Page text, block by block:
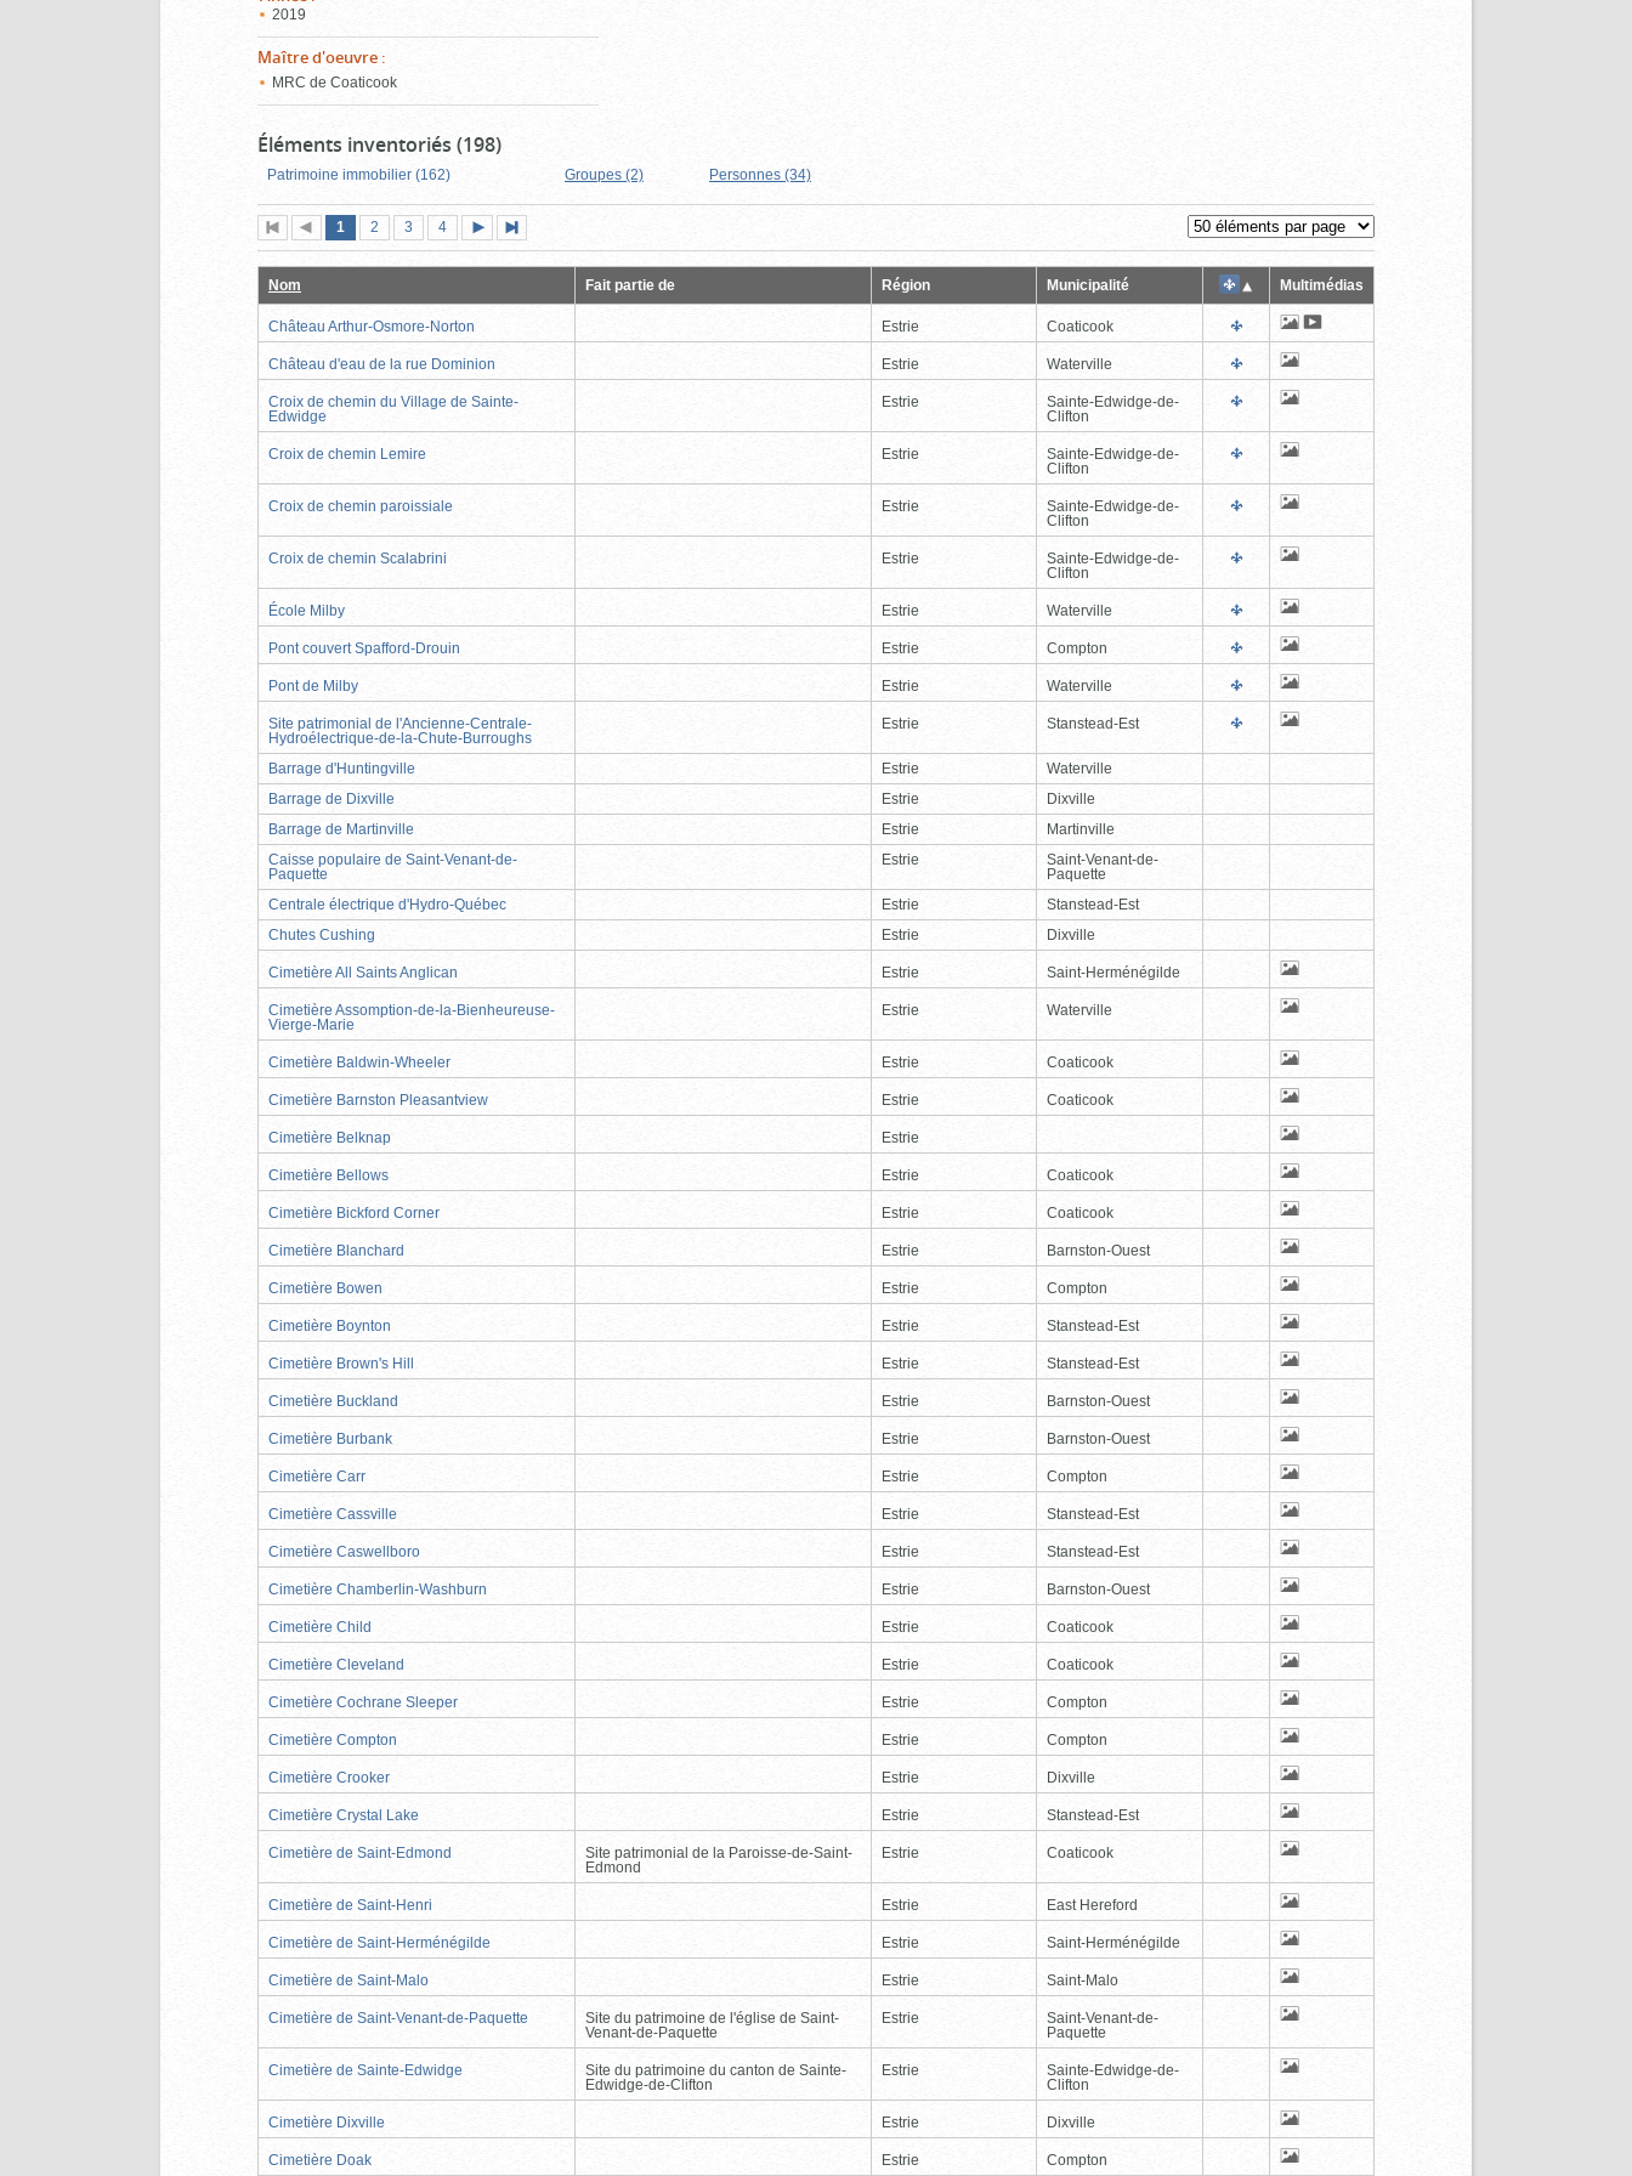
2019
Maître d'oeuvre :
MRC de Coaticook
Éléments inventoriés (198)
Patrimoine immobilier (162) Groupes (2) Personnes (34)
Première
page
Page
précédente
Page
1 (page
actuelle)
Page
2 Page
3 Page
4
suivante
page
Nom Fait partie de Région Municipalité Multimédias
Château Arthur-Osmore-Norton Estrie Coaticook
Château d'eau de la rue Dominion Estrie Waterville
Croix de chemin du Village de Sainte-
Edwidge
Estrie
Sainte-Edwidge-de-
Clifton
Croix de chemin Lemire Estrie
Sainte-Edwidge-de-
Clifton
Croix de chemin paroissiale Estrie
Sainte-Edwidge-de-
Clifton
Croix de chemin Scalabrini Estrie
Sainte-Edwidge-de-
Clifton
École Milby Estrie Waterville
Pont couvert Spafford-Drouin Estrie Compton
Pont de Milby Estrie Waterville
Site patrimonial de l'Ancienne-Centrale-
Hydroélectrique-de-la-Chute-Burroughs
Estrie Stanstead-Est
Barrage d'Huntingville Estrie
Waterville
Barrage de Dixville
Estrie
Dixville
Barrage de Martinville
Estrie
Martinville
Caisse populaire de Saint-Venant-de-
Paquette
Estrie
Saint-Venant-de-
Paquette
Centrale électrique d'Hydro-Québec
Estrie
Stanstead-Est
Chutes Cushing
Estrie Dixville
Cimetière All Saints Anglican Estrie Saint-Herménégilde
Cimetière Assomption-de-la-Bienheureuse-
Vierge-Marie
Estrie Waterville
Cimetière Baldwin-Wheeler Estrie Coaticook
Cimetière Barnston Pleasantview Estrie Coaticook
Cimetière Belknap Estrie
Cimetière Bellows Estrie Coaticook
Cimetière Bickford Corner Estrie Coaticook
Cimetière Blanchard Estrie Barnston-Ouest
Cimetière Bowen Estrie Compton
Cimetière Boynton Estrie Stanstead-Est
Cimetière Brown's Hill Estrie Stanstead-Est
Cimetière Buckland Estrie Barnston-Ouest
Cimetière Burbank Estrie Barnston-Ouest
Cimetière Carr Estrie Compton
Cimetière Cassville Estrie Stanstead-Est
Cimetière Caswellboro Estrie Stanstead-Est
Cimetière Chamberlin-Washburn Estrie Barnston-Ouest
Cimetière Child Estrie Coaticook
Cimetière Cleveland Estrie Coaticook
Cimetière Cochrane Sleeper Estrie Compton
Cimetière Compton Estrie Compton
Cimetière Crooker Estrie Dixville
Cimetière Crystal Lake Estrie Stanstead-Est
Cimetière de Saint-Edmond
Site patrimonial de la Paroisse-de-Saint-
Edmond
Estrie Coaticook
Cimetière de Saint-Henri Estrie East Hereford
Cimetière de Saint-Herménégilde Estrie Saint-Herménégilde
Cimetière de Saint-Malo Estrie Saint-Malo
Cimetière de Saint-Venant-de-Paquette
Site du patrimoine de l'église de Saint-
Venant-de-Paquette
Estrie
Saint-Venant-de-
Paquette
Cimetière de Sainte-Edwidge
Site du patrimoine du canton de Sainte-
Edwidge-de-Clifton
Estrie
Sainte-Edwidge-de-
Clifton
Cimetière Dixville Estrie Dixville
Cimetière Doak Estrie Compton